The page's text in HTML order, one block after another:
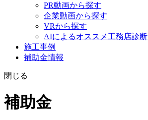
PR動画から探す
企業動画から探す
VRから探す
AIによるオススメ工務店診断
施工事例
補助金情報
閉じる
補助金